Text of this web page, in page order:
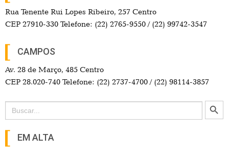
Rua Tenente Rui Lopes Ribeiro, 257 Centro
CEP 27910-330 Telefone: (22) 2765-9550 / (22) 99742-3547
CAMPOS
Av. 28 de Março, 485 Centro
CEP 28.020-740 Telefone: (22) 2737-4700 / (22) 98114-3857
Search
for:
Search Button
EM ALTA